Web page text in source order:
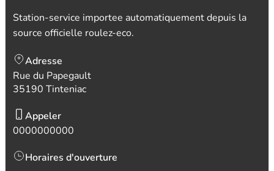
Station-service importee automatiquement depuis la
source officielle roulez-eco.
Adresse
Rue du Papegault
35190 Tinteniac
Appeler
0000000000
Horaires d'ouverture